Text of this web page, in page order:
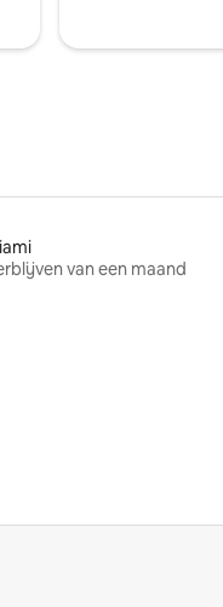
van een maand